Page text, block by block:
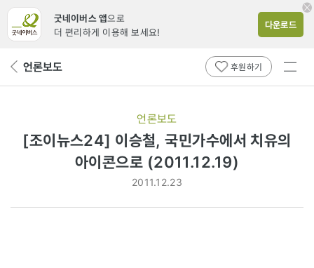
굿네이버스 앱으로
더 편리하게 이용해 보세요!
다운로드
뒤 언론보도 후원하기
전체
언론보도
[조이뉴스24] 이승철, 국민가수에서 치유의
아이콘으로 (2011.12.19)
2011.12.23